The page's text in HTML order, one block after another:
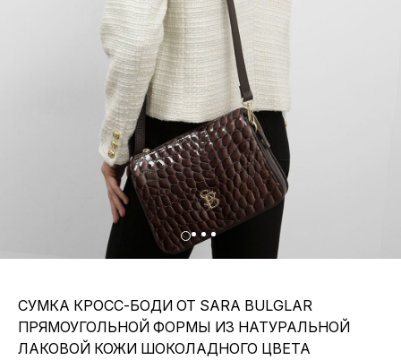
СУМКА КРОСС-БОДИ ОТ SARA BULGLAR
ПРЯМОУГОЛЬНОЙ ФОРМЫ ИЗ НАТУРАЛЬНОЙ
ЛАКОВОЙ КОЖИ ШОКОЛАДНОГО ЦВЕТА